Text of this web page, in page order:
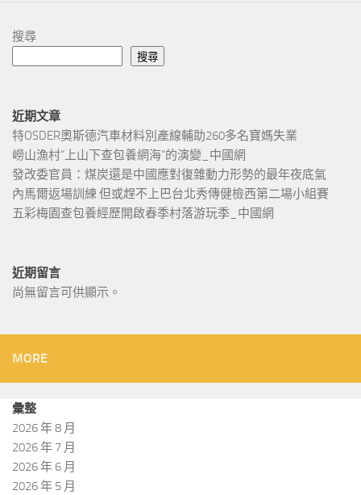
搜尋
搜尋
近期文章
特OSDER奧斯德汽車材料別產線輔助260多名寶媽失業
嶗山漁村“上山下查包養網海”的演變_中國網
發改委官員：煤炭還是中國應對復雜動力形勢的最年夜底氣
內馬爾返場訓練 但或趕不上巴台北秀傳健檢西第二場小組賽
五彩梅園查包養經歷開啟春季村落游玩季_中國網
近期留言
尚無留言可供顯示。
MORE
彙整
2026 年 8 月
2026 年 7 月
2026 年 6 月
2026 年 5 月